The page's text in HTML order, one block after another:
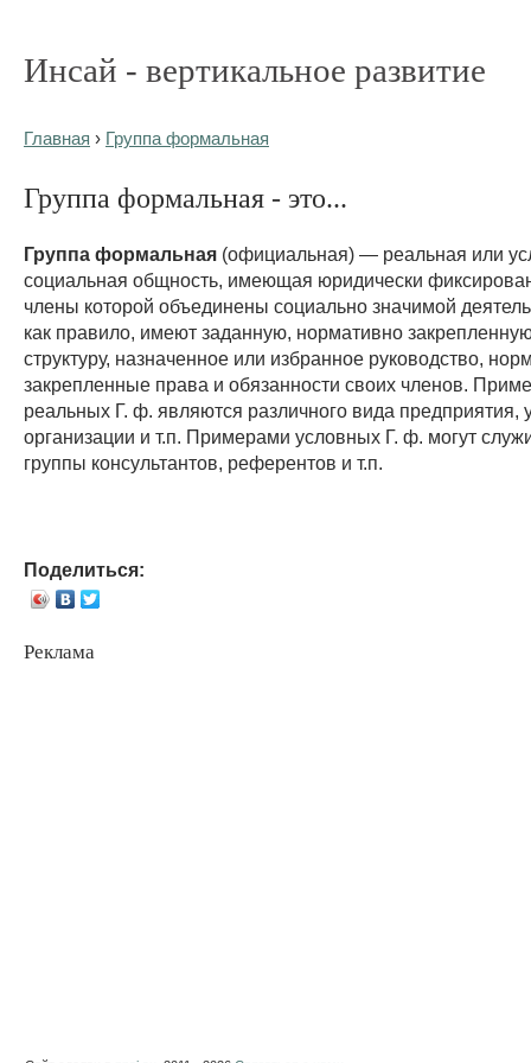
Инсай - вертикальное развитие
Главная › Группа формальная
Группа формальная - это...
Группа формальная (официальная) — реальная или
социальная общность, имеющая юридически
члены которой объединены социально значимой
как правило, имеют заданную, нормативно
структуру, назначенное или избранное руководство,
закрепленные права и обязанности своих членов.
реальных Г. ф. являются различного вида предприятия,
организации и т.п. Примерами условных Г. ф. могут
группы консультантов, референтов и т.п.
Поделиться:
Реклама